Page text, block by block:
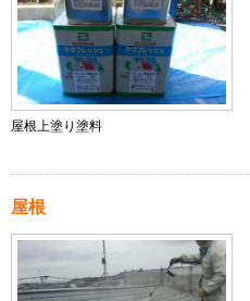
屋根上塗り塗料
屋根